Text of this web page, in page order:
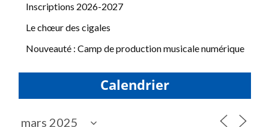
Inscriptions 2026-2027
Le chœur des cigales
Nouveauté : Camp de production musicale numérique
Calendrier